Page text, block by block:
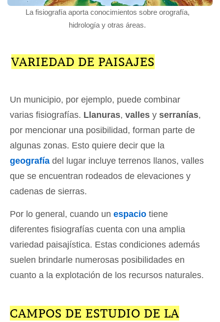
La fisiografía aporta conocimientos sobre orografía,
hidrología y otras áreas.
VARIEDAD DE PAISAJES
Un municipio, por ejemplo, puede combinar
varias fisiografías. Llanuras, valles y serranías,
por mencionar una posibilidad, forman parte de
algunas zonas. Esto quiere decir que la
geografía del lugar incluye terrenos llanos, valles
que se encuentran rodeados de elevaciones y
cadenas de sierras.
Por lo general, cuando un espacio tiene
diferentes fisiografías cuenta con una amplia
variedad paisajística. Estas condiciones además
suelen brindarle numerosas posibilidades en
cuanto a la explotación de los recursos naturales.
CAMPOS DE ESTUDIO DE LA